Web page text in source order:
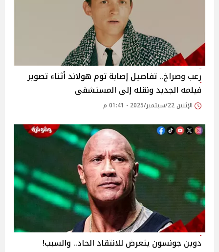
رعب وصراخ.. تفاصيل إصابة توم هولاند أثناء تصوير
فيلمه الجديد ونقله إلى المستشفى
الإثنين 22/سبتمبر/2025 - 01:41 م
دوين جونسون يتعرض للانتقاد الحاد.. والسبب!